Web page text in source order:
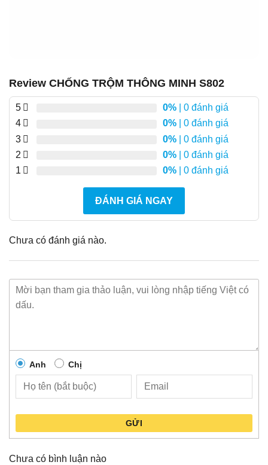
Review CHỐNG TRỘM THÔNG MINH S802
5 0% | 0 đánh giá
4
0% | 0 đánh giá
3
0% | 0 đánh giá
2
0% | 0 đánh giá
1
0% | 0 đánh giá
ĐÁNH GIÁ NGAY
Chưa có đánh giá nào.
Anh Chị
GỬI
Chưa có bình luận nào